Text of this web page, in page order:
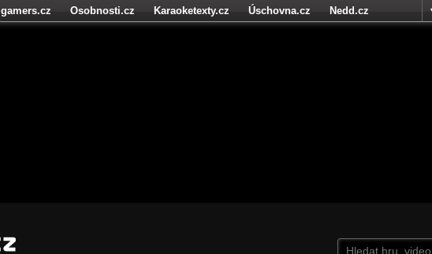
Osobnosti.cz Karaoketexty.cz Úschovna.cz
Nedd.cz